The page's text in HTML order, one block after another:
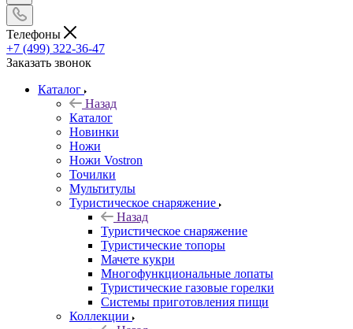
Телефоны
+7 (499) 322-36-47
Заказать звонок
Каталог
Назад
Каталог
Новинки
Ножи
Ножи Vostron
Точилки
Мультитулы
Туристическое снаряжение
Назад
Туристическое снаряжение
Туристические топоры
Мачете кукри
Многофункциональные лопаты
Туристические газовые горелки
Системы приготовления пищи
Коллекции